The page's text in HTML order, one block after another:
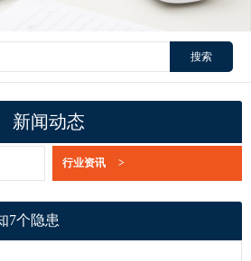
搜索
新闻动态
行业资讯 >
7个隐患